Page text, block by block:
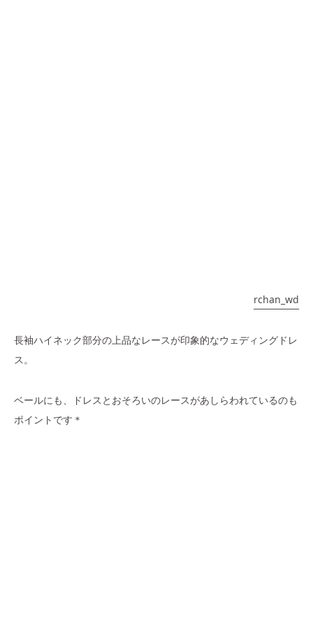
rchan_wd
長袖ハイネック部分の上品なレースが印象的なウェディングドレ
ス。
ベールにも、ドレスとおそろいのレースがあしらわれているのも
ポイントです＊